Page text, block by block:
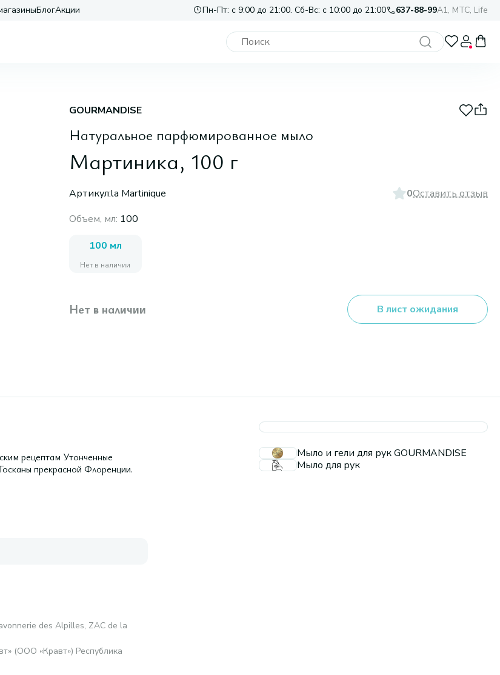
БлогАкции Пн-Пт: с 9:00 до 21:00. Сб-Вс: с 10:00 до 21:00 637-88-99A1, МТС, Life
GOURMANDISE
Натуральное парфюмированное мыло
Мартиника, 100 г
Артикул:la Martinique 0Оставить отзыв
Объем, мл: 100
100 мл
Нет в наличии
Нет в наличии В лист ожидания
рецептам Утонченные
прекрасной Флоренции.
des Alpilles, ZAC de la
(ООО «Кравт») Республика
Мыло и гели для рук GOURMANDISE
Мыло для рук